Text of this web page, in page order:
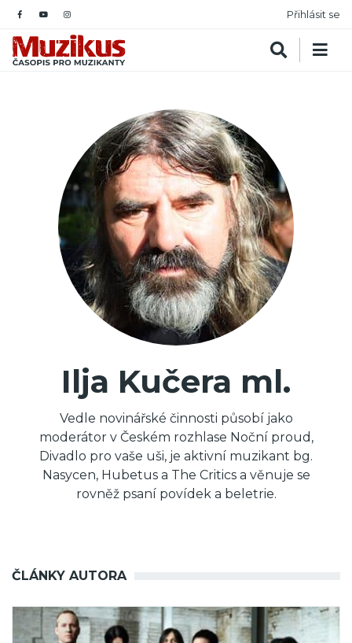
Přihlásit se
Ilja Kučera ml.
Vedle novinářské činnosti působí jako
moderátor v Českém rozhlase Noční proud,
Divadlo pro vaše uši, je aktivní muzikant bg.
Nasycen, Hubetus a The Critics a věnuje se
rovněž psaní povídek a beletrie.
ČLÁNKY AUTORA